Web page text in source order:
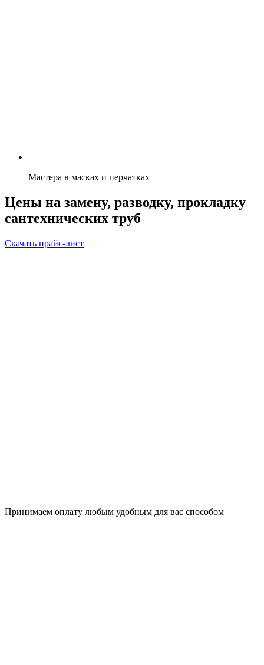
Мастера в масках и перчатках
Цены на замену, разводку, прокладку
сантехнических труб
Скачать прайс-лист
Принимаем оплату любым удобным для вас способом